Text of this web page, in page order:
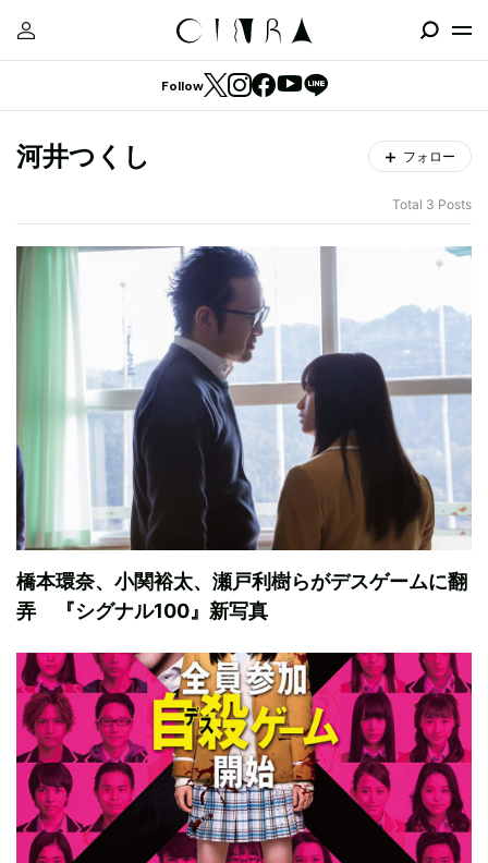
Follow
河井つくし フォロー
Total 3 Posts
橋本環奈、小関裕太、瀬戸利樹らがデスゲームに翻
弄 『シグナル100』新写真